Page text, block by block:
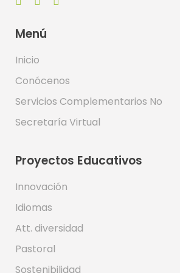
Menú
Inicio
Conócenos
Servicios Complementarios No
Secretaría Virtual
Proyectos Educativos
Innovación
Idiomas
Att. diversidad
Pastoral
Sostenibilidad